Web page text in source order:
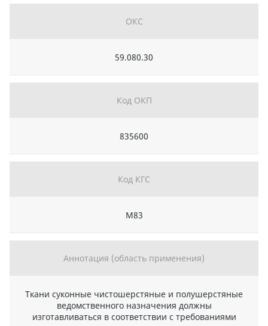
ОКС
59.080.30
Код ОКП
835600
Код КГС
М83
Аннотация (область применения)
Ткани суконные чистошерстяные и полушерстяные
ведомственного назначения должны
изготавливаться в соответствии с требованиями